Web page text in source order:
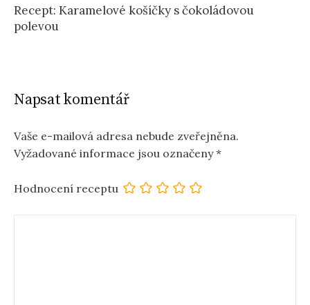
Recept: Karamelové košíčky s čokoládovou
polevou
Napsat komentář
Vaše e-mailová adresa nebude zveřejněna.
Vyžadované informace jsou označeny*
Hodnocení receptu